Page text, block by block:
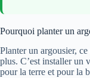
Pourquoi planter un
Planter un argousier,
plus. C’est installer un
pour la terre et pour la